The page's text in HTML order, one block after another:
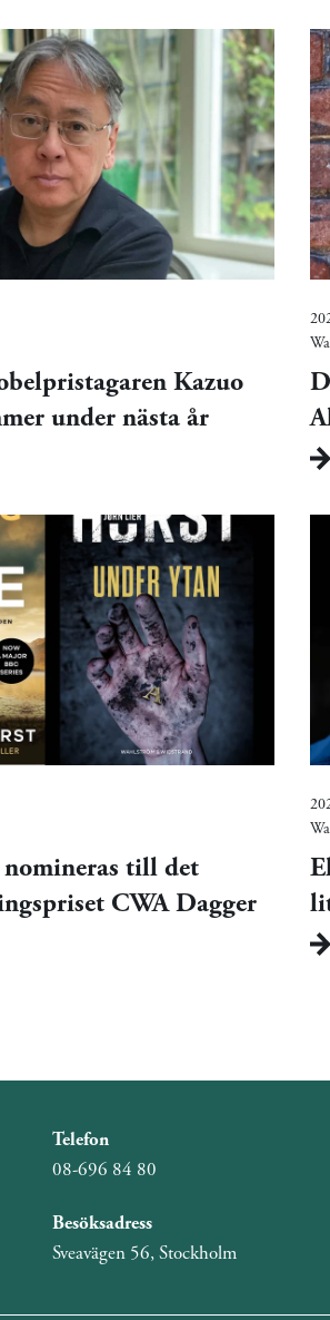
Kazuo
under nästa år
till det
CWA Dagger
Telefon
08-696 84 80
Besöksadress
Sveavägen 56, Stockholm